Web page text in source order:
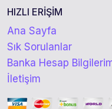
HIZLI ERİŞİM
Ana Sayfa
Sık Sorulanlar
Banka Hesap
İletişim